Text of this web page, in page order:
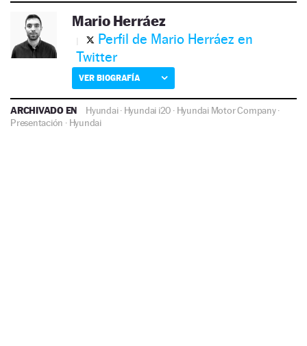
Mario Herráez
Perfil de Mario Herráez en
Twitter
VER BIOGRAFÍA
ARCHIVADO EN Hyundai· Hyundai i20 · Hyundai Motor Company·
Presentación · Hyundai